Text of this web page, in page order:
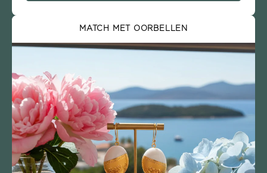
MATCH MET OORBELLEN